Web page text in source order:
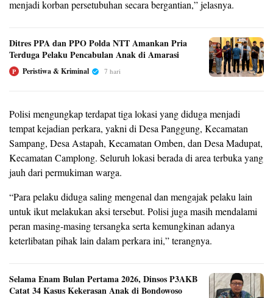
menjadi korban persetubuhan secara bergantian,” jelasnya.
Ditres PPA dan PPO Polda NTT Amankan Pria
Terduga Pelaku Pencabulan Anak di Amarasi
P Peristiwa & Kriminal 7 hari
Polisi mengungkap terdapat tiga lokasi yang diduga menjadi
tempat kejadian perkara, yakni di Desa Panggung, Kecamatan
Sampang, Desa Astapah, Kecamatan Omben, dan Desa Madupat,
Kecamatan Camplong. Seluruh lokasi berada di area terbuka yang
jauh dari permukiman warga.
“Para pelaku diduga saling mengenal dan mengajak pelaku lain
untuk ikut melakukan aksi tersebut. Polisi juga masih mendalami
peran masing-masing tersangka serta kemungkinan adanya
keterlibatan pihak lain dalam perkara ini,” terangnya.
Selama Enam Bulan Pertama 2026, Dinsos P3AKB
Catat 34 Kasus Kekerasan Anak di Bondowoso